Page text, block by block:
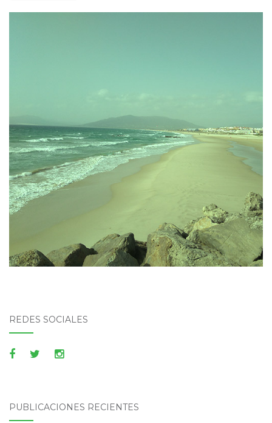
REDES SOCIALES
PUBLICACIONES RECIENTES